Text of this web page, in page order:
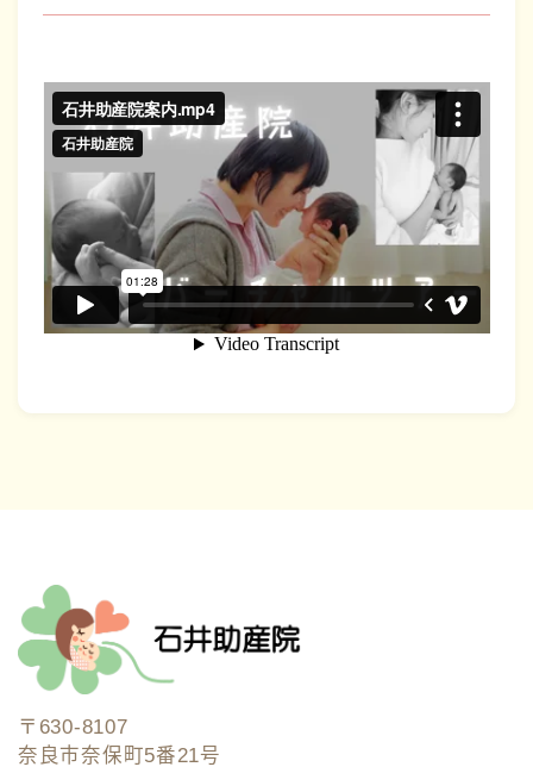
〒630-8107
奈良市奈保町5番21号